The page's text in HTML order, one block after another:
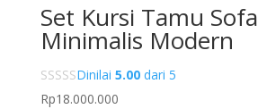
Set Kursi Tamu Sofa
Minimalis Modern
Dinilai 5.00dari 5
Rp18.000.000